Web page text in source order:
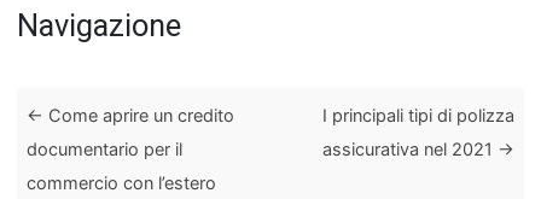
Navigazione
← Come aprire un credito
documentario per il
commercio con l’estero
I principali tipi di polizza
assicurativa nel 2021 →